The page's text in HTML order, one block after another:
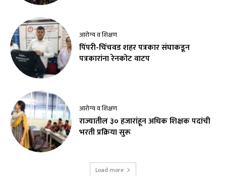
आरोग्य व शिक्षण
पिंपरी-चिंचवड शहर पत्रकार संघाकडून
पत्रकारांना रेनकोट वाटप
आरोग्य व शिक्षण
राज्यातील ३० हजारांहून अधिक शिक्षक पदांची
भरती प्रक्रिया सुरू
Load more